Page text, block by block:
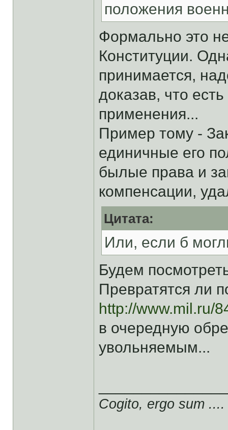
положения
Формально это
Конституции.
принимается,
доказав, что
применения...
Пример тому -
единичные его
былые права и
компенсации,
Цитата:
Или, если б
Будем
Превратятся ли
http://www.mil.ru/
в очередную
увольняемым...
Cogito, ergo sum ....